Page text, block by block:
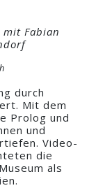
mit Fabian
durch
Mit dem
Prolog und
und
Video-
die
als